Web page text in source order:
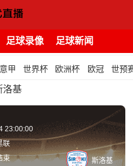
足球录像 足球新闻
意甲 世界杯 欧洲杯 欧冠 世预
洛基
23:00:00
联
束
斯洛基